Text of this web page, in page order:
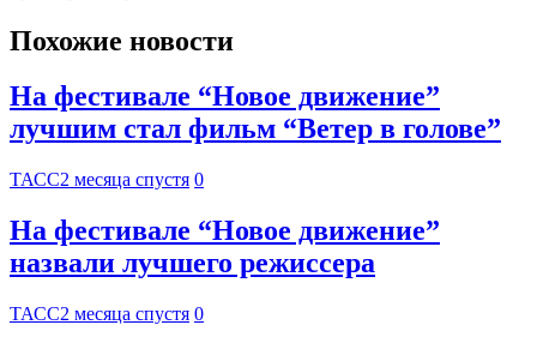
Похожие новости
На фестивале “Новое движение”
лучшим стал фильм “Ветер в голове”
ТАСС2 месяца спустя 0
На фестивале “Новое движение”
назвали лучшего режиссера
ТАСС2 месяца спустя 0